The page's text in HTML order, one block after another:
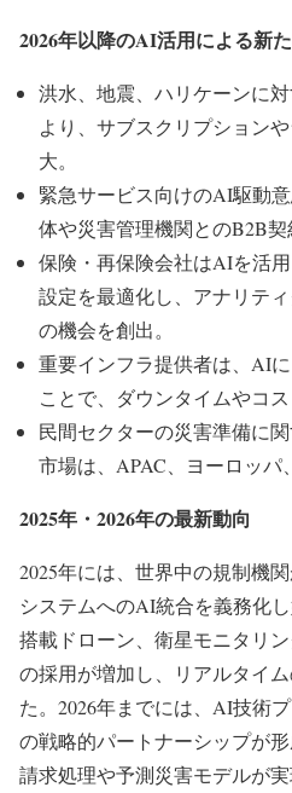
2026年以降のAI活用による新
洪水、地震、ハリケーンに
より、サブスクリプション
大。
緊急サービス向けのAI駆動
体や災害管理機関とのB2B契
保険・再保険会社はAIを活
設定を最適化し、アナリテ
の機会を創出。
重要インフラ提供者は、AI
ことで、ダウンタイムやコス
民間セクターの災害準備に
市場は、APAC、ヨーロッパ
2025年・2026年の最新動向
2025年には、世界中の規制機
システムへのAI統合を義務化
搭載ドローン、衛星モニタリ
の採用が増加し、リアルタイ
た。2026年までには、AI技術
の戦略的パートナーシップが
請求処理や予測災害モデルが